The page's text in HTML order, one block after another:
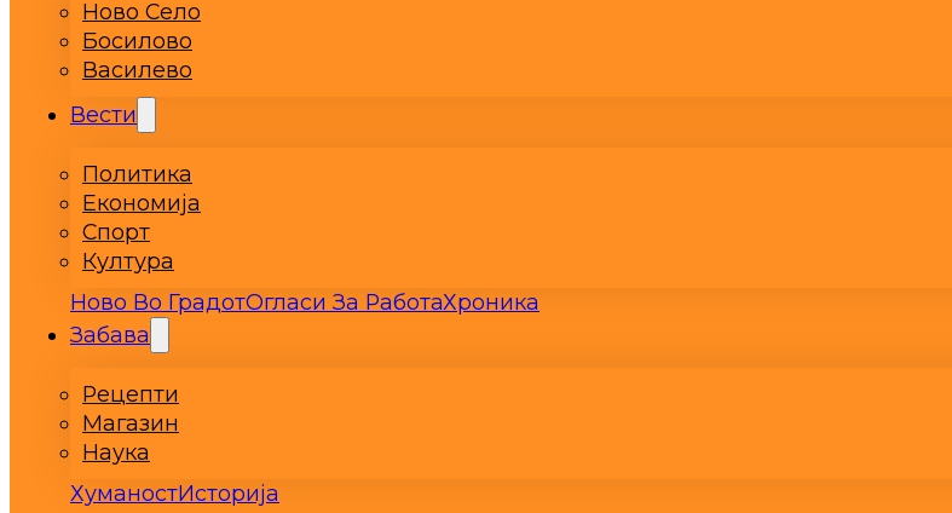
Ново Село
Босилово
Василево
Вести
Политика
Економија
Спорт
Култура
Ново Во ГрадотОгласи За РаботаХроника
Забава
Рецепти
Магазин
Наука
ХуманостИсторија